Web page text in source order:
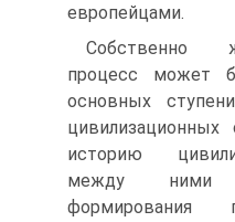
европейцами.
Собственно
процесс может
основных
цивилизационных
историю
между ними
формирования